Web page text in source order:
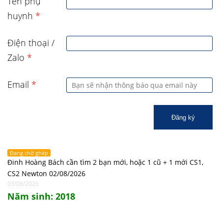
huynh *
Điện thoại /
Zalo *
Email *
Đăng ký
Đang chờ ghép
Đinh Hoàng Bách cần tìm 2 bạn mới, hoặc 1 cũ + 1 mới CS1,
CS2 Newton 02/08/2026
03/08/2026
Năm sinh: 2018